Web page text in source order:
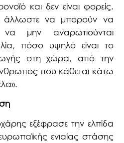
και δεν είναι φορείς.
άλλωστε να μπορούν να
να μην αναρωτιούνται
πόσο υψηλό είναι το
στη χώρα, από την
που κάθεται κάτω
εξέφρασε την ελπίδα
ενιαίας στάσης